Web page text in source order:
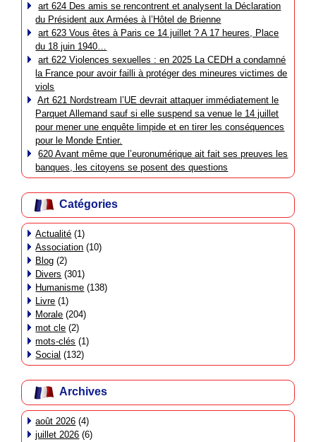
art 624 Des amis se rencontrent et analysent la Déclaration
du Président aux Armées à l’Hôtel de Brienne
art 623 Vous êtes à Paris ce 14 juillet ? A 17 heures, Place
du 18 juin 1940…
art 622 Violences sexuelles : en 2025 La CEDH a condamné
la France pour avoir failli à protéger des mineures victimes de
viols
Art 621 Nordstream l’UE devrait attaquer immédiatement le
Parquet Allemand sauf si elle suspend sa venue le 14 juillet
pour mener une enquête limpide et en tirer les conséquences
pour le Monde Entier.
620 Avant même que l’euronumérique ait fait ses preuves les
banques, les citoyens se posent des questions
Catégories
Actualité (1)
Association (10)
Blog (2)
Divers (301)
Humanisme (138)
Livre (1)
Morale (204)
mot cle (2)
mots-clés (1)
Social (132)
Archives
août 2026 (4)
juillet 2026 (6)